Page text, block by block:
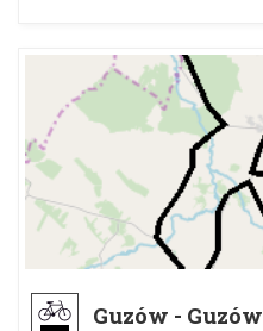
Guzów - Guzów